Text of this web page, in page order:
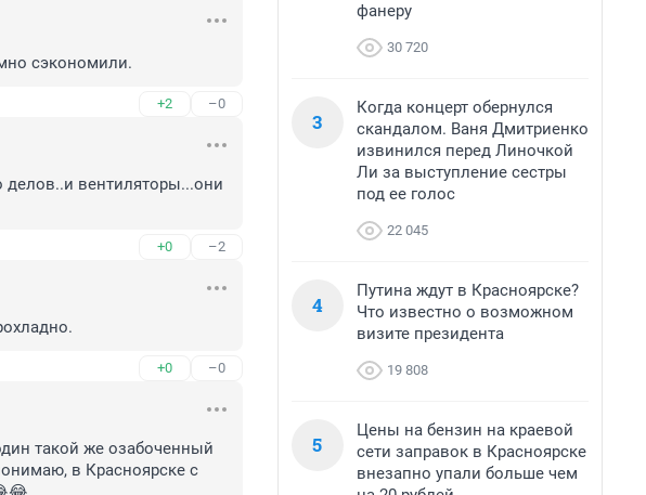
сэкономили.
+2 –0
делов..и вентиляторы...они
+0 –2
+0 –0
такой же озабоченный
в Красноярске с
фанеру
30 720
3
Когда концерт обернулся
скандалом. Ваня Дмитриенко
извинился перед Линочкой
Ли за выступление сестры
под ее голос
22 045
4
Путина ждут в Красноярске?
Что известно о возможном
визите президента
19 808
5
Цены на бензин на краевой
сети заправок в Красноярске
внезапно упали больше чем